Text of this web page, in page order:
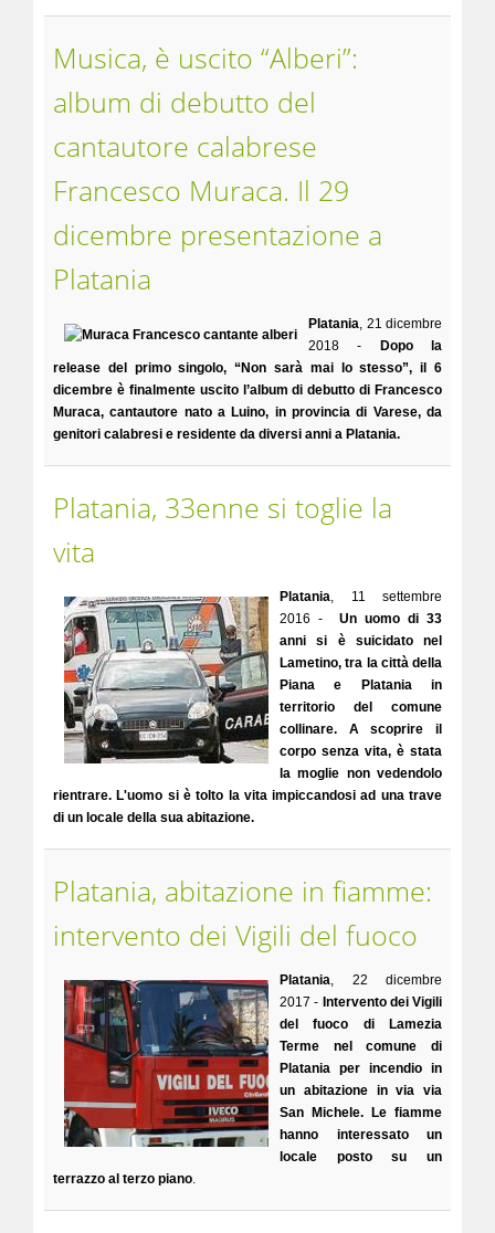
Musica, è uscito “Alberi”:
album di debutto del
cantautore calabrese
Francesco Muraca. Il 29
dicembre presentazione a
Platania
Platania, 21 dicembre
2018 -
Dopo la
release del primo singolo, “Non sarà mai lo stesso”, il 6
dicembre è finalmente uscito l’album di debutto di Francesco
Muraca, cantautore nato a Luino, in provincia di Varese, da
genitori calabresi e residente da diversi anni a Platania.
Platania, 33enne si toglie la
vita
Platania, 11 settembre
2016 - Un uomo di 33
anni si è suicidato nel
Lametino, tra la città della
Piana e Platania in
territorio del comune
collinare. A scoprire il
corpo senza vita, è stata
la moglie non vedendolo
rientrare. L'uomo si è tolto la vita impiccandosi ad una trave
di un locale della sua abitazione.
Platania, abitazione in fiamme:
intervento dei Vigili del fuoco
Platania, 22 dicembre
2017 - Intervento dei Vigili
del fuoco di Lamezia
Terme nel comune di
Platania per incendio in
un abitazione in via via
San Michele. Le fiamme
hanno interessato un
locale posto su un
terrazzo al terzo piano.